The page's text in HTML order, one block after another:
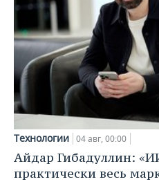
Технологии 04 авг, 00:00
Айдар Гибадуллин:
практически весь